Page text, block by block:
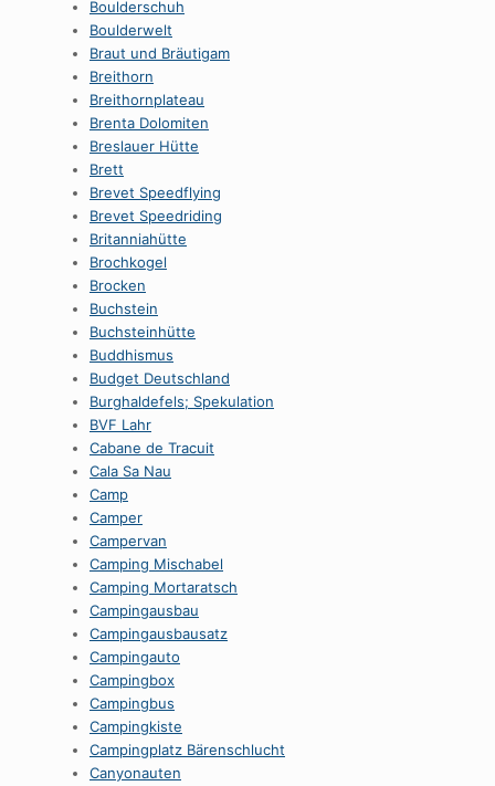
Boulderschuh
Boulderwelt
Braut und Bräutigam
Breithorn
Breithornplateau
Brenta Dolomiten
Breslauer Hütte
Brett
Brevet Speedflying
Brevet Speedriding
Britanniahütte
Brochkogel
Brocken
Buchstein
Buchsteinhütte
Buddhismus
Budget Deutschland
Burghaldefels; Spekulation
BVF Lahr
Cabane de Tracuit
Cala Sa Nau
Camp
Camper
Campervan
Camping Mischabel
Camping Mortaratsch
Campingausbau
Campingausbausatz
Campingauto
Campingbox
Campingbus
Campingkiste
Campingplatz Bärenschlucht
Canyonauten